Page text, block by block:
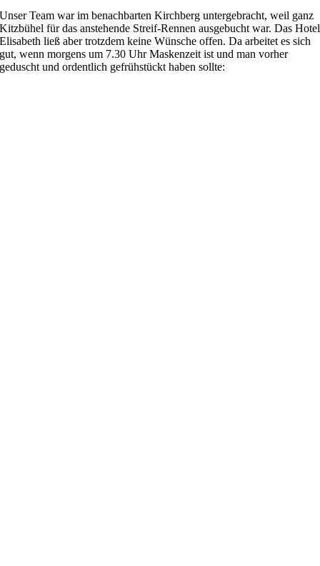
Unser Team war im benachbarten Kirchberg untergebracht, weil ganz
Kitzbühel für das anstehende Streif-Rennen ausgebucht war. Das Hotel
Elisabeth ließ aber trotzdem keine Wünsche offen. Da arbeitet es sich
gut, wenn morgens um 7.30 Uhr Maskenzeit ist und man vorher
geduscht und ordentlich gefrühstückt haben sollte: